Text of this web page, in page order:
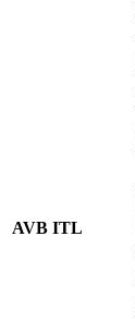
AVB ITL